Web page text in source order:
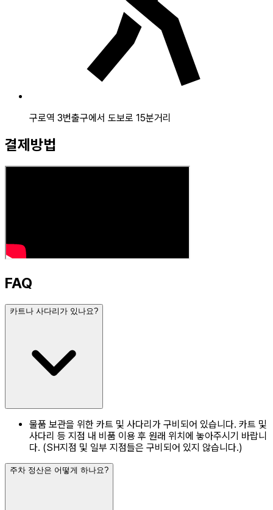
구로역 3번출구에서 도보로 15분거리
결제방법
FAQ
카트나 사다리가 있나요?
물품 보관을 위한 카트 및 사다리가 구비되어 있습니다. 카트 및
사다리 등 지점 내 비품 이용 후 원래 위치에 놓아주시기 바랍니
다. (SH지점 및 일부 지점들은 구비되어 있지 않습니다.)
주차 정산은 어떻게 하나요?